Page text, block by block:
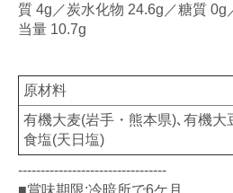
質 4g／炭水化物 24.6g／糖質 0g
当量 10.7g
原材料
有機大麦(岩手・熊本県)､有機大
食塩(天日塩)
---------------------------------
■賞味期限:冷暗所で6ケ月